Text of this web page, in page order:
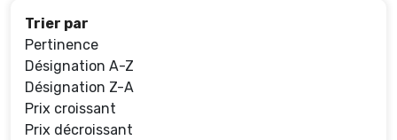
Trier par
Pertinence
Désignation A-Z
Désignation Z-A
Prix croissant
Prix décroissant